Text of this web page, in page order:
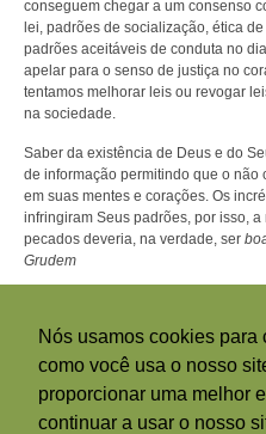
conseguem chegar a um consenso
lei, padrões de socialização, ética
padrões aceitáveis de conduta no
apelar para o senso de justiça no
tentamos melhorar leis ou revogar
na sociedade.
Saber da existência de Deus e do
de informação permitindo que o
em suas mentes e corações. Os
infringiram Seus padrões, por isso,
pecados deveria, na verdade, ser
Grudem
Romanos 1:18–3:19 RC.
Salmo 19:1 RC.
Atos 14:16–17 NVI.
Nós usamos cookies para
como você usa o nosso
proporcionar uma melhor
continuar a usar o nosso